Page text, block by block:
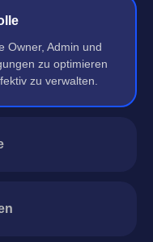
Owner, Admin und
zu optimieren
zu verwalten.